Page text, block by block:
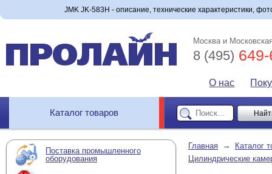
JMK JK-583H - описание, технические характеристики,
Москва и
8 (495)
О нас
Каталог товаров
Поставка промышленного
оборудования
Главная →
Каталог
Цилиндрические